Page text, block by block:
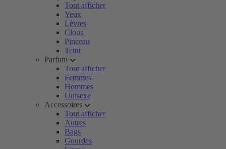
Tout afficher
Yeux
Lèvres
Clous
Pinceau
Teint
Parfum
Tout afficher
Femmes
Hommes
Unisexe
Accessoires
Tout afficher
Autres
Bags
Gourdes